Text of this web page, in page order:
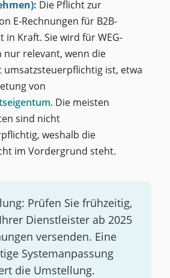
Die Pflicht zur
E-Rechnungen für B2B-
in Kraft. Sie wird für WEG-
nur relevant, wenn die
umsatzsteuerpflichtig ist, etwa
von
. Die meisten
sind nicht
weshalb die
im Vordergrund steht.
Prüfen Sie frühzeitig,
Dienstleister ab 2025
versenden. Eine
Systemanpassung
die Umstellung.